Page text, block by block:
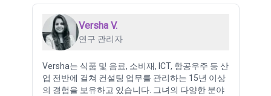
Versha V.
연구 관리자
Versha는 식품 및 음료, 소비재, ICT, 항공우주 등 산
업 전반에 걸쳐 컨설팅 업무를 관리하는 15년 이상
의 경험을 보유하고 있습니다. 그녀의 다양한 분야